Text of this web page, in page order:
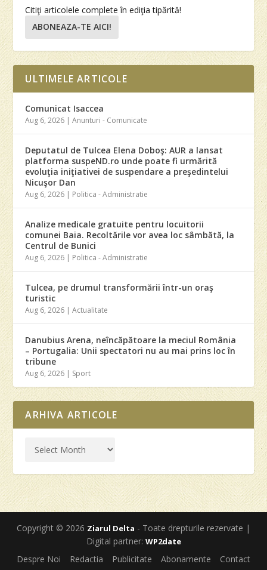
Citiţi articolele complete în ediţia tipărită!
ABONEAZA-TE AICI!
ULTIMELE ARTICOLE
Comunicat Isaccea
Aug 6, 2026 |Anunturi - Comunicate
Deputatul de Tulcea Elena Doboş: AUR a lansat
platforma suspeND.ro unde poate fi urmărită
evoluţia iniţiativei de suspendare a preşedintelui
Nicuşor Dan
Aug 6, 2026 | Politica - Administratie
Analize medicale gratuite pentru locuitorii
comunei Baia. Recoltările vor avea loc sâmbătă, la
Centrul de Bunici
Aug 6, 2026 | Politica - Administratie
Tulcea, pe drumul transformării într-un oraş
turistic
Aug 6, 2026 |Actualitate
Danubius Arena, neîncăpătoare la meciul România
– Portugalia: Unii spectatori nu au mai prins loc în
tribune
Aug 6, 2026 | Sport
ARHIVA ARTICOLE
Copyright © 2026 Ziarul Delta - Toate drepturile rezervate |
Digital partner: WP2date
Despre Noi Redactia Publicitate Abonamente Contact